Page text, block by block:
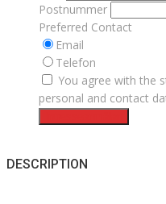
Postnummer
Preferred Contact
Email
Telefon
You agree with the
personal and contact
DESCRIPTION